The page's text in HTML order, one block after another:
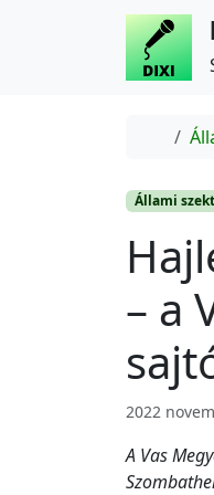
Home
Állami
– a
2022
A Vas